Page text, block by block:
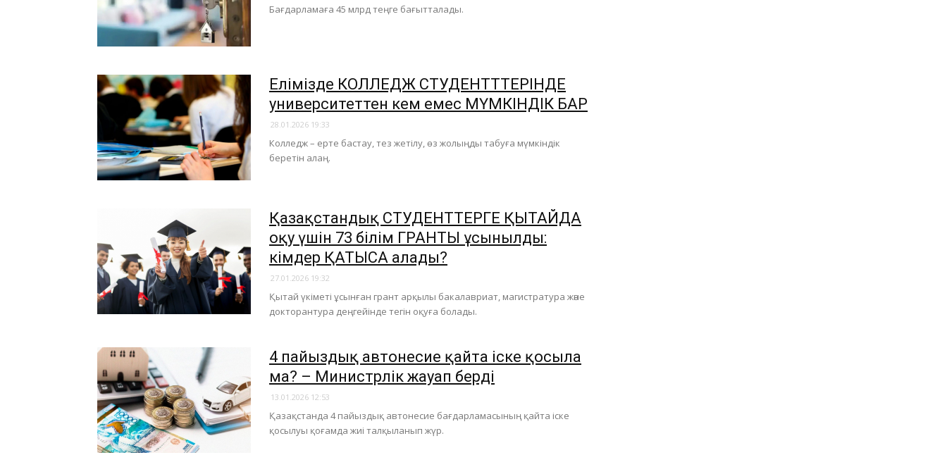
​Бағдарламаға 45 млрд теңге бағытталады.
Елімізде КОЛЛЕДЖ СТУДЕНТТТЕРІНДЕ
университеттен кем емес МҮМКІНДІК БАР
28.01.2026 19:33
Колледж – ерте бастау, тез жетілу, өз жолыңды табуға мүмкіндік
беретін алаң.
Қазақстандық СТУДЕНТТЕРГЕ ҚЫТАЙДА
оқу үшін 73 білім ГРАНТЫ ұсынылды:
кімдер ҚАТЫСА алады?
27.01.2026 19:32
Қытай үкіметі ұсынған грант арқылы бакалавриат, магистратура және
докторантура деңгейінде тегін оқуға болады.
4 пайыздық автонесие қайта іске қосыла
ма? – Министрлік жауап берді
13.01.2026 12:53
Қазақстанда 4 пайыздық автонесие бағдарламасының қайта іске
қосылуы қоғамда жиі талқыланып жүр.